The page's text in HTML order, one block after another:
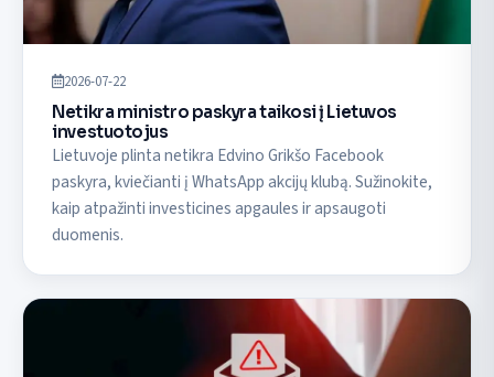
2026-07-22
Netikra ministro paskyra taikosi į Lietuvos
investuotojus
Lietuvoje plinta netikra Edvino Grikšo Facebook
paskyra, kviečianti į WhatsApp akcijų klubą. Sužinokite,
kaip atpažinti investicines apgaules ir apsaugoti
duomenis.